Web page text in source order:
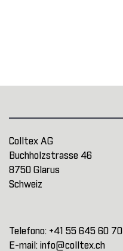
Colltex AG
Buchholzstrasse 46
8750 Glarus
Schweiz
Telefono: +41 55 645 60 70
E-mail: info@colltex.ch